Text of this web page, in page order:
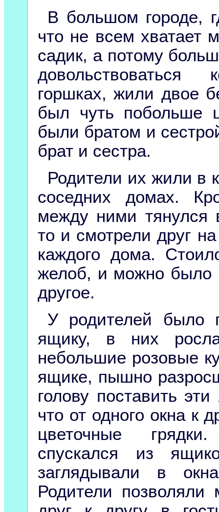
В большом городе,
что не всем хватает
садик, а потому
горшках, жили двое
был чуть побольше
были братом и
брат и сестра.
Родители их жили в
соседних домах.
между ними тянулся
то и смотрели друг
каждого дома.
желоб, и можно было
другое.
У родителей было
ящику, в них
небольшие розовые
ящике, пышно
голову поставить
что от одного окна к
цветочные
спускался из
заглядывали в
Родители позволяли